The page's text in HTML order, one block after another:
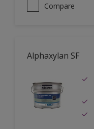
Compare
Alphaxylan SF